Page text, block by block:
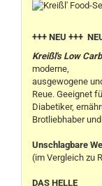
+++ NEU +++
Kreißl's Low
moderne,
ausgewogene
Reue. Geeignet
Diabetiker,
Brotliebhaber
Unschlagbare
(im Vergleich zu
DAS HELLE